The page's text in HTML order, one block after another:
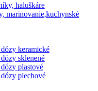
haluškáre
marinovanie,kuchynské
keramické
sklenené
plastové
plechové